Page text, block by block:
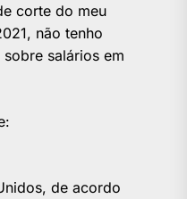
corte do meu
não tenho
salários em
de acordo